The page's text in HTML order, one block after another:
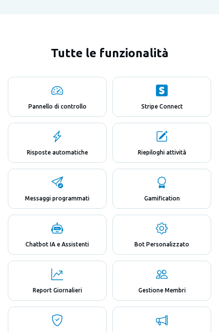
Tutte le funzionalità
Pannello di controllo Stripe Connect
Risposte automatiche Riepiloghi attività
Messaggi programmati Gamification
Chatbot IA e Assistenti Bot Personalizzato
Report Giornalieri Gestione Membri